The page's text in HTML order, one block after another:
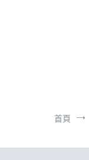
首頁